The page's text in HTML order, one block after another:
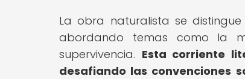
La obra naturalista se
abordando temas como la
supervivencia. Esta corriente
desafiando las convenciones